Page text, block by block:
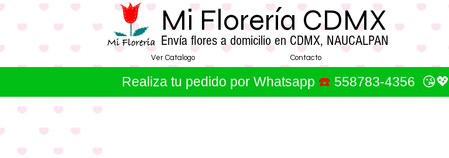
Envía flores a domicilio en CDMX, NAUCALPAN
Mi Florería CDMX
Ver Catalogo Contacto
Realiza tu pedido por Whatsapp ☎️ 558783-4356 😘💖